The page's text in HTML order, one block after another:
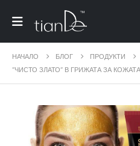
НАЧАЛО БЛОГ
ПРОДУКТИ
“ЧИСТО ЗЛАТО“ В ГРИЖАТА ЗА КОЖАТА